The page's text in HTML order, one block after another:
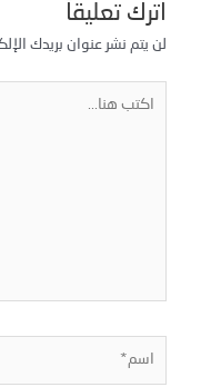
اترك تعليقاً
لن يتم نشر عنوان بريدك الإلكتروني.